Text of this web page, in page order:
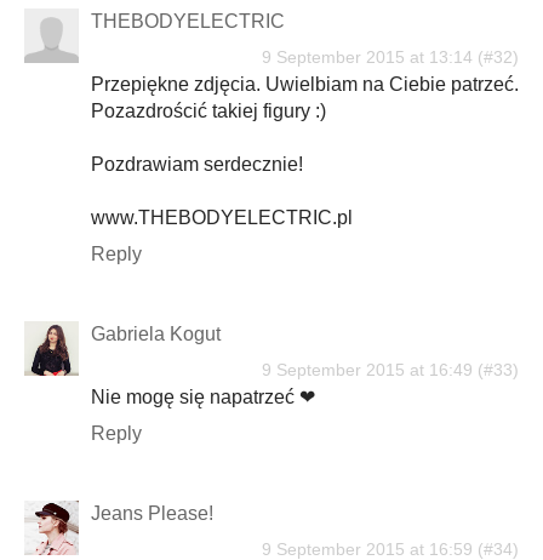
THEBODYELECTRIC
9 September 2015 at 13:14
Przepiękne zdjęcia. Uwielbiam na Ciebie patrzeć.
Pozazdrościć takiej figury :)
Pozdrawiam serdecznie!
www.THEBODYELECTRIC.pl
Reply
Gabriela Kogut
9 September 2015 at 16:49
Nie mogę się napatrzeć ❤
Reply
Jeans Please!
9 September 2015 at 16:59